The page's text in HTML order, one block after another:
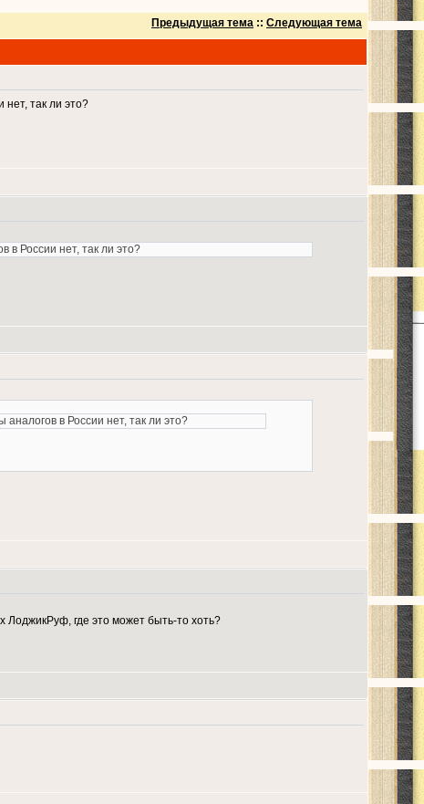
Предыдущая тема :: Следующая тема
так ли это?
в России нет, так ли это?
в России нет, так ли это?
ЛоджикРуф, где это может быть-то хоть?